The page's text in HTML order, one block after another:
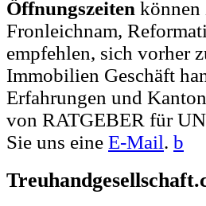
Öffnungszeiten können
Fronleichnam,
empfehlen, sich vorher
Immobilien Geschäft
Erfahrungen und
von RATGEBER für
Sie uns eine E-Mail. b